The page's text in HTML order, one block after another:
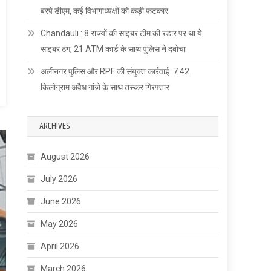
बरपे डीएम, कई विभागाध्यक्षों को कड़ी फटकार
Chandauli : 8 राज्यों की साइबर टीम की रडार पर था ये
साइबर ठग, 21 ATM कार्ड के साथ पुलिस ने दबोचा
अलीनगर पुलिस और RPF की संयुक्त कार्रवाई: 7.42
किलोग्राम अवैध गांजे के साथ तस्कर गिरफ्तार
ARCHIVES
August 2026
July 2026
June 2026
May 2026
April 2026
March 2026